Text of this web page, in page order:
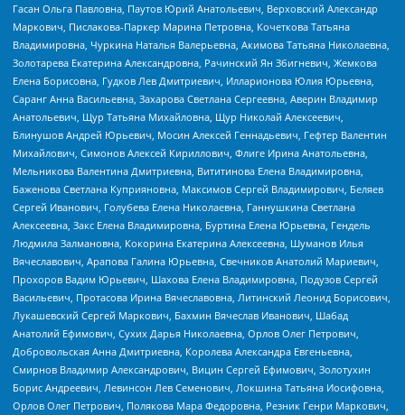
Гасан Ольга Павловна, Паутов Юрий Анатольевич, Верховский Александр
Маркович, Пислакова-Паркер Марина Петровна, Кочеткова Татьяна
Владимировна, Чуркина Наталья Валерьевна, Акимова Татьяна Николаевна,
Золотарева Екатерина Александровна, Рачинский Ян Збигневич, Жемкова
Елена Борисовна, Гудков Лев Дмитриевич, Илларионова Юлия Юрьевна,
Саранг Анна Васильевна, Захарова Светлана Сергеевна, Аверин Владимир
Анатольевич, Щур Татьяна Михайловна, Щур Николай Алексеевич,
Блинушов Андрей Юрьевич, Мосин Алексей Геннадьевич, Гефтер Валентин
Михайлович, Симонов Алексей Кириллович, Флиге Ирина Анатольевна,
Мельникова Валентина Дмитриевна, Вититинова Елена Владимировна,
Баженова Светлана Куприяновна, Максимов Сергей Владимирович, Беляев
Сергей Иванович, Голубева Елена Николаевна, Ганнушкина Светлана
Алексеевна, Закс Елена Владимировна, Буртина Елена Юрьевна, Гендель
Людмила Залмановна, Кокорина Екатерина Алексеевна, Шуманов Илья
Вячеславович, Арапова Галина Юрьевна, Свечников Анатолий Мариевич,
Прохоров Вадим Юрьевич, Шахова Елена Владимировна, Подузов Сергей
Васильевич, Протасова Ирина Вячеславовна, Литинский Леонид Борисович,
Лукашевский Сергей Маркович, Бахмин Вячеслав Иванович, Шабад
Анатолий Ефимович, Сухих Дарья Николаевна, Орлов Олег Петрович,
Добровольская Анна Дмитриевна, Королева Александра Евгеньевна,
Смирнов Владимир Александрович, Вицин Сергей Ефимович, Золотухин
Борис Андреевич, Левинсон Лев Семенович, Локшина Татьяна Иосифовна,
Орлов Олег Петрович, Полякова Мара Федоровна, Резник Генри Маркович,